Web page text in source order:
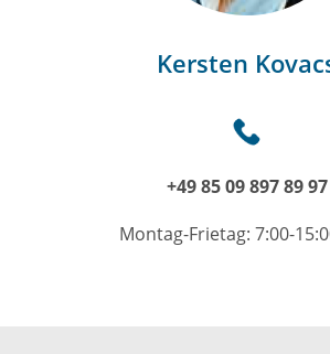
Kersten
+49 85 09 897 89 97
Montag-Frietag: 7:00-